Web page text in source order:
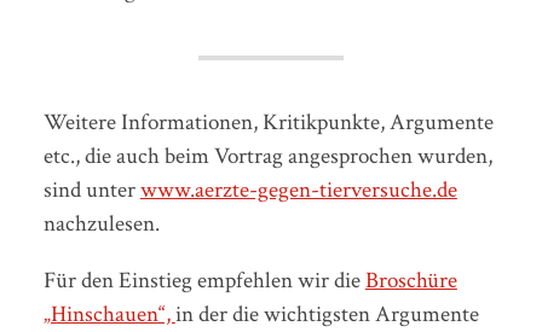
Weitere Informationen, Kritikpunkte, Argumente
etc., die auch beim Vortrag angesprochen wurden,
sind unterwww.aerzte-gegen-tierversuche.de
nachzulesen.
Für den Einstieg empfehlen wir dieBroschüre
„Hinschauen“,in der die wichtigsten Argumente